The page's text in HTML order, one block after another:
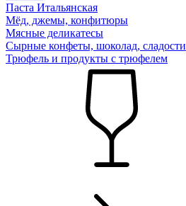
Паста Итальянская
Мёд, джемы, конфитюры
Мясные деликатесы
Сырные конфеты, шоколад, сладости
Трюфель и продукты с трюфелем